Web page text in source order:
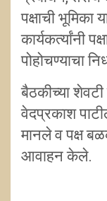
पक्षाची भूमिका
कार्यकर्त्यांनी
पोहोचण्याचा
बैठकीच्या शेवटी
वेदप्रकाश
मानले व पक्ष
आवाहन केले.